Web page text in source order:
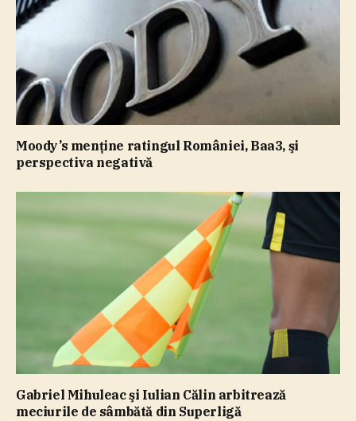
Moody’s menţine ratingul României, Baa3, şi
perspectiva negativă
Gabriel Mihuleac şi Iulian Călin arbitrează
meciurile de sâmbătă din Superligă